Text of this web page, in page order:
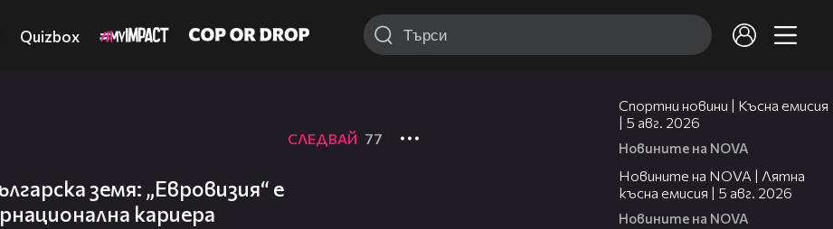
Quizbox
СЛЕДВАЙ 77
земя: „Евровизия“ е
кариера
Спортни новини | Късна емисия
| 5 авг. 2026
Новините на NOVA
Новините на NOVA | Лятна
късна емисия | 5 авг. 2026
Новините на NOVA